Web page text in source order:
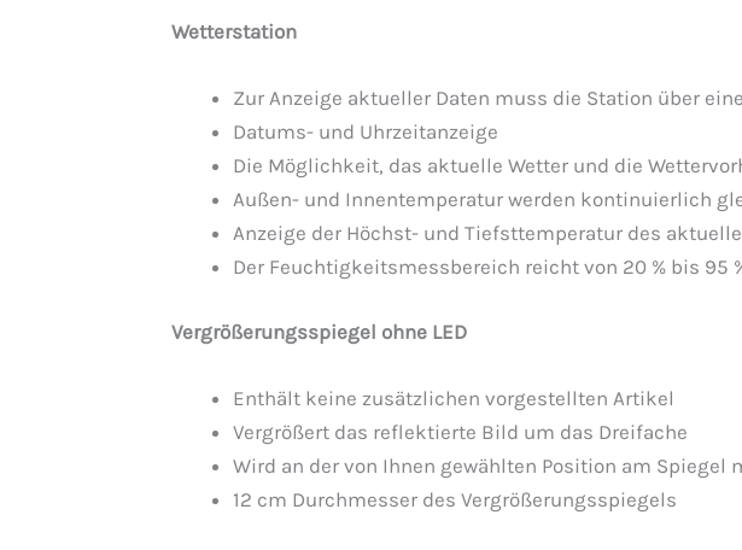
Wetterstation
Zur Anzeige aktueller Daten muss die Station über
Datums- und Uhrzeitanzeige
Die Möglichkeit, das aktuelle Wetter und die
Außen- und Innentemperatur werden kontinuierlich
Anzeige der Höchst- und Tiefsttemperatur des
Der Feuchtigkeitsmessbereich reicht von 20 % bis 95
Vergrößerungsspiegel ohne LED
Enthält keine zusätzlichen vorgestellten Artikel
Vergrößert das reflektierte Bild um das Dreifache
Wird an der von Ihnen gewählten Position am Spiegel
12 cm Durchmesser des Vergrößerungsspiegels